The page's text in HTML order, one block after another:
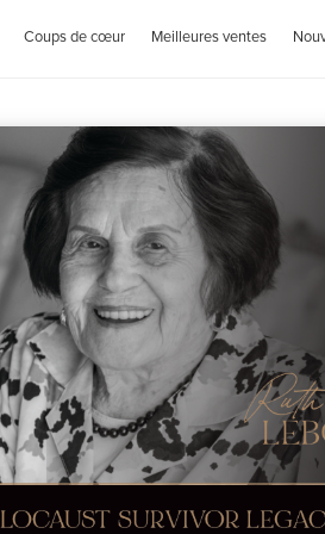
Coups de cœur Meilleures ventes